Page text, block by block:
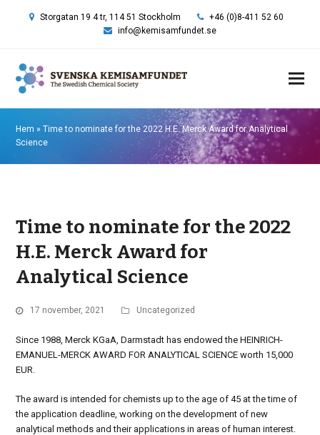
Storgatan 19 4 tr, 114 51 Stockholm
+46 (0)8-411 52 60
info@kemisamfundet.se
Hem »Time to nominate for the 2022 H.E. Merck Award for Analytical
Science
Time to nominate for the 2022
H.E. Merck Award for
Analytical Science
17 november, 2021 Uncategorized
Since 1988, Merck KGaA, Darmstadt has endowed the HEINRICH-
EMANUEL-MERCK AWARD FOR ANALYTICAL SCIENCE worth 15,000
EUR.
The award is intended for chemists up to the age of 45 at the time of
the application deadline, working on the development of new
analytical methods and their applications in areas of human interest.